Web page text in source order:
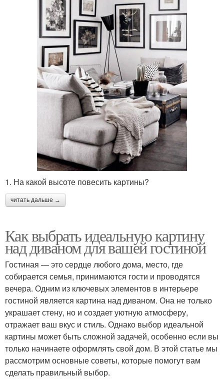
1. На какой высоте повесить картины?
читать дальше →
Как выбрать идеальную картину
над диваном для вашей гостиной
Гостиная — это сердце любого дома, место, где
собирается семья, принимаются гости и проводятся
вечера. Одним из ключевых элементов в интерьере
гостиной является картина над диваном. Она не только
украшает стену, но и создает уютную атмосферу,
отражает ваш вкус и стиль. Однако выбор идеальной
картины может быть сложной задачей, особенно если вы
только начинаете оформлять свой дом. В этой статье мы
рассмотрим основные советы, которые помогут вам
сделать правильный выбор.